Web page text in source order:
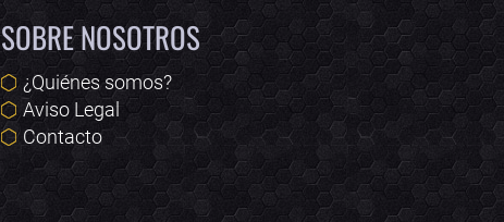
SOBRE NOSOTROS
¿Quiénes somos?
Aviso Legal
Contacto
Online · Te ayudo a encontrar conciertos